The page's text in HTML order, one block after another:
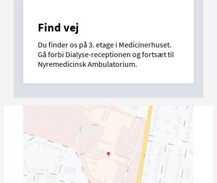
Find vej
Du finder os på 3. etage i Medicinerhuset.
Gå forbi Dialyse-receptionen og fortsæt til
Nyremedicinsk Ambulatorium.